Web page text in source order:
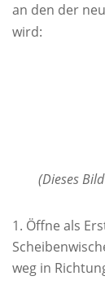
an den der
wird:
(Dieses
Öffne als
weg in